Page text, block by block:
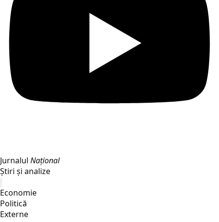
Jurnalul Național
Știri și analize
Economie
Politică
Externe